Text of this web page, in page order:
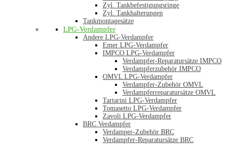
Zyl. Tankbefestigungsringe
Zyl. Tankhalterungen
Tankmontagesätze
LPG-Verdampfer
Andere LPG-Verdampfer
Emer LPG-Verdampfer
IMPCO LPG-Verdampfer
Verdampfer-Reparatursätze IMPCO
Verdampferzubehör IMPCO
OMVL LPG-Verdampfer
Verdampfer-Zubehör OMVL
Verdampferreparatursätze OMVL
Tartarini LPG-Verdampfer
Tomasetto LPG-Verdampfer
Zavoli LPG-Verdampfer
BRC Verdampfer
Verdamper-Zubehör BRC
Verdampfer-Reparatursätze BRC